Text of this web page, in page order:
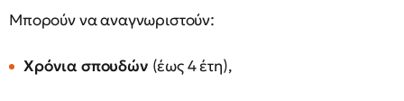
Μπορούν να αναγνωριστούν:
Χρόνια σπουδών (έως 4 έτη),